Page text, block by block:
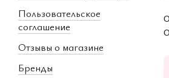
Пользовательское
соглашение
Отзывы о магазине
Бренды